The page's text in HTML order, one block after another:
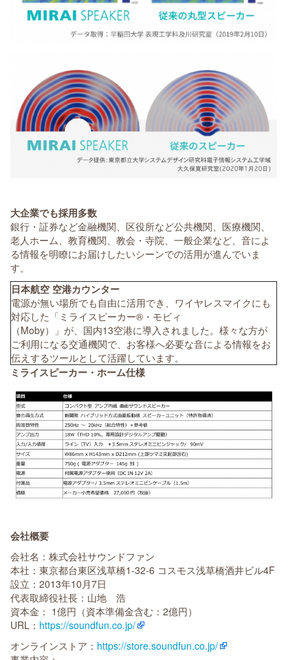
大企業でも採用多数
銀行・証券など金融機関、区役所など公共機関、医療機関、
老人ホーム、教育機関、教会・寺院、一般企業など、音によ
る情報を明瞭にお届けしたいシーンでの活用が進んでいま
す。
日本航空 空港カウンター
電源が無い場所でも自由に活用でき、ワイヤレスマイクにも
対応した「ミライスピーカー®・モビィ
（Moby）」が、国内13空港に導入されました。様々な方が
ご利用になる交通機関で、お客様へ必要な音による情報をお
伝えするツールとして活躍しています。
ミライスピーカー・ホーム仕様
会社概要
会社名：株式会社サウンドファン
本社：東京都台東区浅草橋1-32-6 コスモス浅草橋酒井ビル4F
設立：2013年10月7日
代表取締役社長：山地 浩
資本金： 1億円（資本準備金含む：2億円）
URL： https://soundfun.co.jp/
オンラインストア： https://store.soundfun.co.jp/